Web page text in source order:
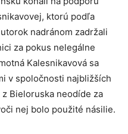
ktorú podľa
nadránom zadržali
za pokus nelegálne
Kalesnikavová sa
v spoločnosti najbližších
Bieloruska neodíde za
nej bolo použité násilie.